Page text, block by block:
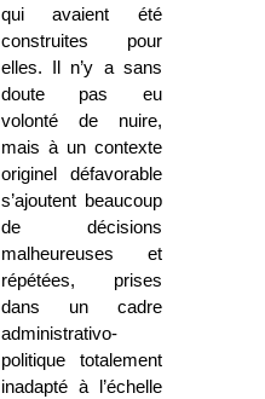
qui avaient été
construites pour
elles. Il n’y a sans
doute pas eu
volonté de nuire,
mais à un contexte
originel défavorable
s’ajoutent beaucoup
de décisions
malheureuses et
répétées, prises
dans un cadre
administrativo-
politique totalement
inadapté à l’échelle